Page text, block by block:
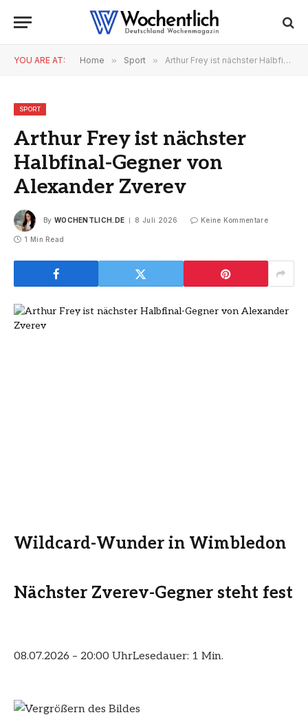
YOU ARE AT: Home » Sport » Arthur Frey ist nächster Halbfinal-Gegner von Alexander Zverev
SPORT
Arthur Frey ist nächster
Halbfinal-Gegner von
Alexander Zverev
By WOCHENTLICH.DE 8 Juli 2026 Keine Kommentare
1 Min Read
Wildcard-Wunder in Wimbledon
Nächster Zverev-Gegner steht fest
08.07.2026 – 20:00 UhrLesedauer: 1 Min.